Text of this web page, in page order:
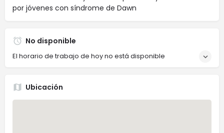
por jóvenes con síndrome de Dawn
No disponible
El horario de trabajo de hoy no está disponible
Ubicación